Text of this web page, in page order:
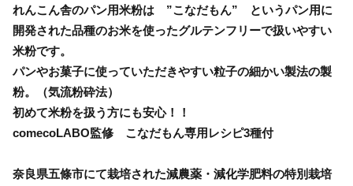
れんこん舎のパン用米粉は ”こなだもん” というパン用に
開発された品種のお米を使ったグルテンフリーで扱いやすい
米粉です。
パンやお菓子に使っていただきやすい粒子の細かい製法の製
粉。（気流粉砕法）
初めて米粉を扱う方にも安心！！
comecoLABO監修 こなだもん専用レシピ3種付
奈良県五條市にて栽培された減農薬・減化学肥料の特別栽培